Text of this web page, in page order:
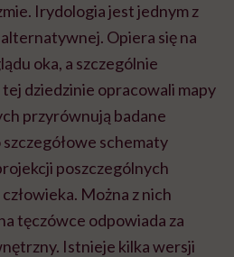
Irydologia jest jednym z
Opiera się na
oka, a szczególnie
dziedzinie opracowali mapy
przyrównują badane
schematy
poszczególnych
Można z nich
tęczówce odpowiada za
Istnieje kilka wersji